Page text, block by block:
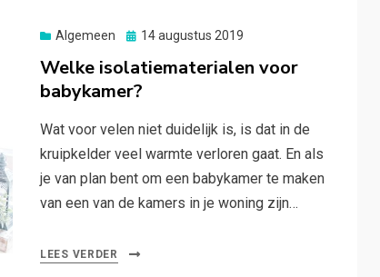
Algemeen
Posted
14 augustus 2019
Welke isolatiematerialen voor
babykamer?
Wat voor velen niet duidelijk is, is dat in de
kruipkelder veel warmte verloren gaat. En als
je van plan bent om een babykamer te maken
van een van de kamers in je woning zijn…
LEES VERDER